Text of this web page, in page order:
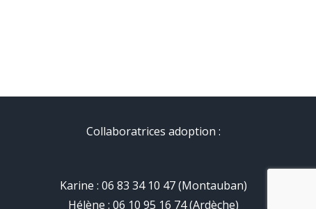
Collaboratrices adoption :
Karine : 06 83 34 10 47 (Montauban)
Hélène : 06 10 95 16 74 (Ardèche)